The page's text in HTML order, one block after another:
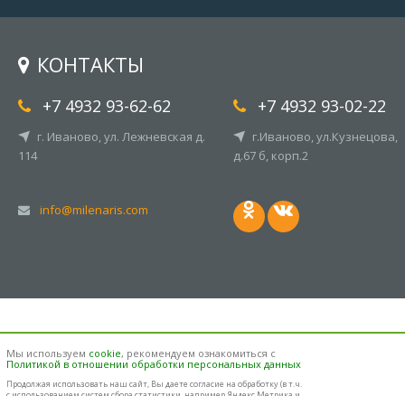
КОНТАКТЫ
+7 4932 93-62-62
г. Иваново, ул. Лежневская д.
114
+7 4932 93-02-22
г.Иваново, ул.Кузнецова,
д.67 б, корп.2
info@milenaris.com
Мы используем cookie, рекомендуем ознакомиться с
Политикой в отношении обработки персональных данных
Продолжая использовать наш cайт, Вы даете согласие на обработку (в т.ч.